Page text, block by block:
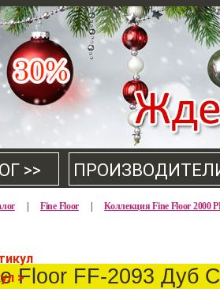
>>
| Fine Floor | Коллекция Fine Floor 2000
>
Floor FF-2093 Дуб